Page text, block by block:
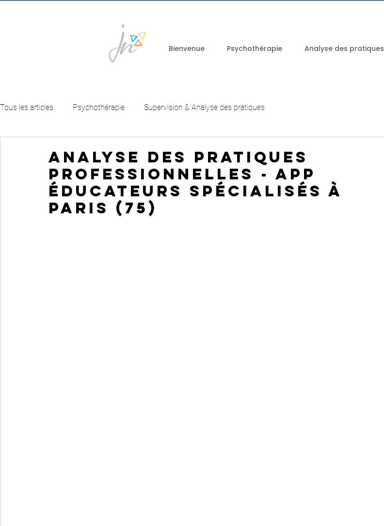
Bienvenue Psychothérapie Analyse des pratiques
Tous les articles Psychothérapie Supervision & Analyse des pratiques
Analyse des pratiques
professionnelles - APP
Éducateurs spécialisés à
Paris (75)